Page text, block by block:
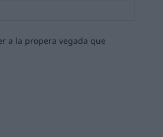
a la propera vegada que